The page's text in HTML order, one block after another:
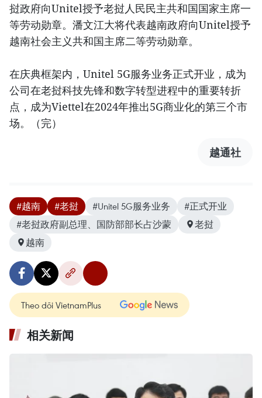
挝政府向Unitel授予老挝人民民主共和国国家主席一
等劳动勋章。潘文江大将代表越南政府向Unitel授予
越南社会主义共和国主席二等劳动勋章。
在庆典框架内，Unitel 5G服务业务正式开业，成为
公司在老挝科技先锋和数字转型进程中的重要转折
点，成为Viettel在2024年推出5G商业化的第三个市
场。（完）
越通社
#越南 #老挝 #Unitel 5G服务业务
#正式开业
#老挝政府副总理、国防部部长占沙蒙
老挝
越南
Theo dõi VietnamPlus
相关新闻